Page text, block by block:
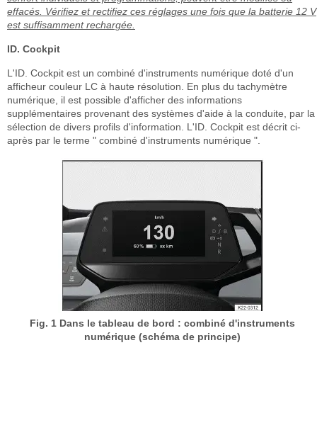
effacés. Vérifiez et rectifiez ces réglages une fois que la batterie 12 V
est suffisamment rechargée.
ID. Cockpit
L'ID. Cockpit est un combiné d'instruments numérique doté d'un
afficheur couleur LC à haute résolution. En plus du tachymètre
numérique, il est possible d'afficher des informations
supplémentaires provenant des systèmes d'aide à la conduite, par la
sélection de divers profils d'information. L'ID. Cockpit est décrit ci-
après par le terme " combiné d'instruments numérique ".
Fig. 1 Dans le tableau de bord : combiné d'instruments
numérique (schéma de principe)